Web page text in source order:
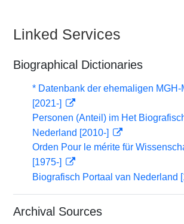
Linked Services
Biographical Dictionaries
* Datenbank der ehemaligen MGH-
[2021-]
Personen (Anteil) im Het
Nederland [2010-]
Orden Pour le mérite für
[1975-]
Biografisch Portaal van Nederland
Archival Sources